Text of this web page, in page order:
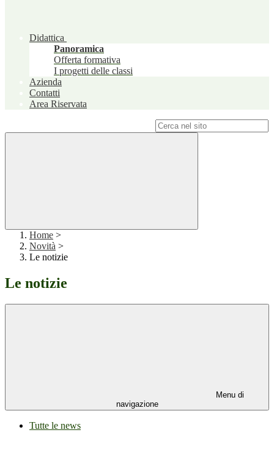
Didattica
Panoramica
Offerta formativa
I progetti delle classi
Azienda
Contatti
Area Riservata
Home >
Novità >
Le notizie
Le notizie
Menu di
navigazione
Tutte le news